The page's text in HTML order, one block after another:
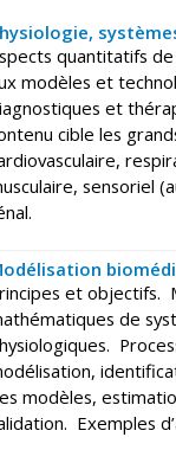
quantitatifs
modèles et
et
cible les
sensoriel
et objectifs.
de
modèles,
Exemples